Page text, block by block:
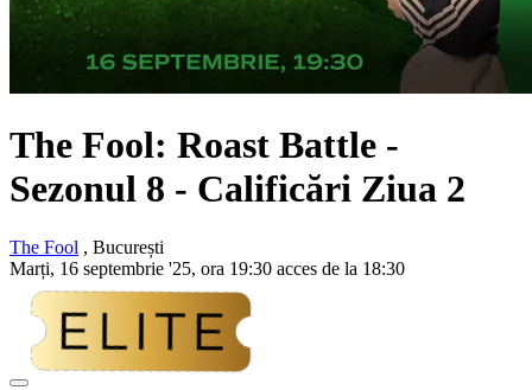
The Fool: Roast Battle -
Sezonul 8 - Calificări Ziua 2
The Fool , București
Marți, 16 septembrie '25, ora 19:30 acces de la 18:30